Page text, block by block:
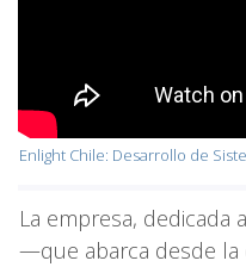
Enlight Chile: Desarrollo de
La empresa, dedicada
—que abarca desde la